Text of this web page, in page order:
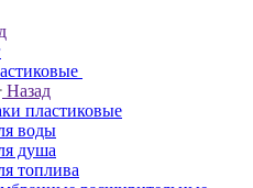
Meibes
шкафы
Назад
пластиковые
воды
душа
топлива